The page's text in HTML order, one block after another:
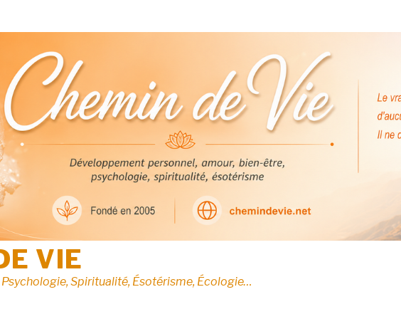
VIE
Spiritualité, Ésotérisme, Écologie…